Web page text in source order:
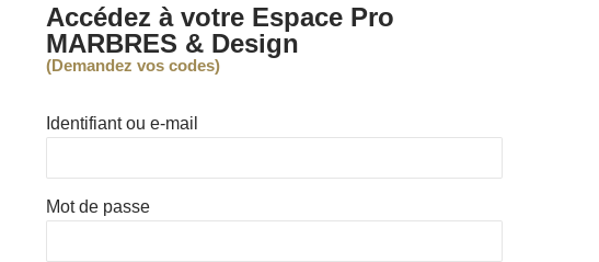
Accédez à votre Espace Pro
MARBRES & Design
(Demandez vos codes)
Identifiant ou e-mail
Mot de passe